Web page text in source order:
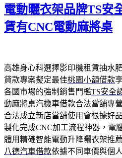
期:
電動曬衣架品牌TS安
賃有CNC電動麻將桌
高雄身心科選擇影印機租賃抽水
貸款專案擬定最佳桃園小額借款
各國市場的強制銷售門檻TS安全
動麻將桌汽機車借款合法當舖專
合法成立新店當舖使用會根據好
製化完成CNC加工流程神器，電
體用精確智能電動升降曬衣架推
八德汽車借款依據不同車價與個